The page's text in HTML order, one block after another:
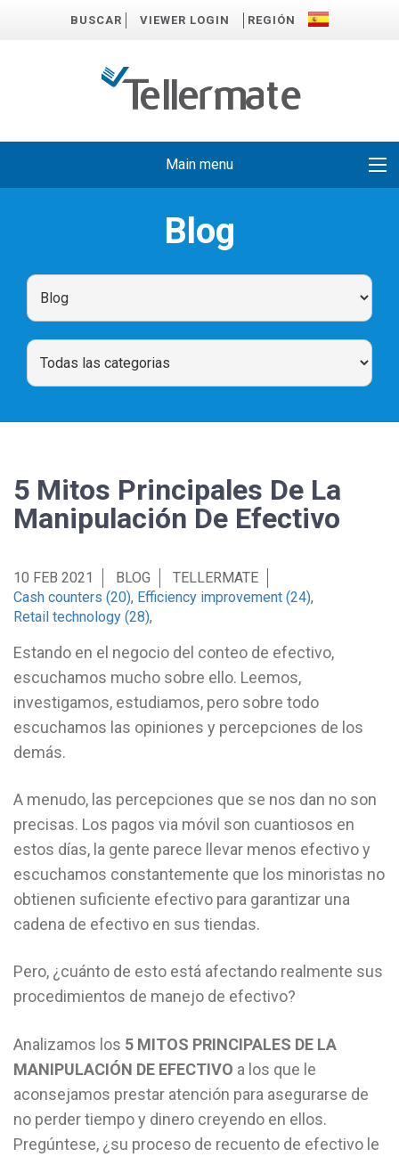
BUSCAR VIEWER LOGIN REGIÓN
Main menu
Blog
5 Mitos Principales De La
Manipulación De Efectivo
10 FEB 2021 BLOG
TELLERMATE
Cash counters (20), Efficiency improvement (24),
Retail technology (28),
Estando en el negocio del conteo de efectivo,
escuchamos mucho sobre ello. Leemos,
investigamos, estudiamos, pero sobre todo
escuchamos las opiniones y percepciones de los
demás.
A menudo, las percepciones que se nos dan no son
precisas. Los pagos via móvil son cuantiosos en
estos días, la gente parece llevar menos efectivo y
escuchamos constantemente que los minoristas no
obtienen suficiente efectivo para garantizar una
cadena de efectivo en sus tiendas.
Pero, ¿cuánto de esto está afectando realmente sus
procedimientos de manejo de efectivo?
Analizamos los 5 MITOS PRINCIPALES DE LA
MANIPULACIÓN DE EFECTIVO a los que le
aconsejamos prestar atención para asegurarse de
no perder tiempo y dinero creyendo en ellos.
Pregúntese, ¿su proceso de recuento de efectivo le